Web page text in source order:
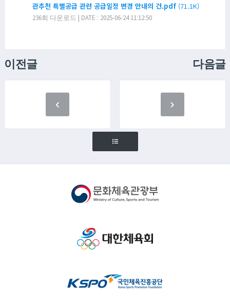
관추천 특별공급 관련 공급일정 변경 안내의 건.pdf (71.1K)
236회 다운로드 | DATE : 2025-06-24 11:12:50
이전글 다음글